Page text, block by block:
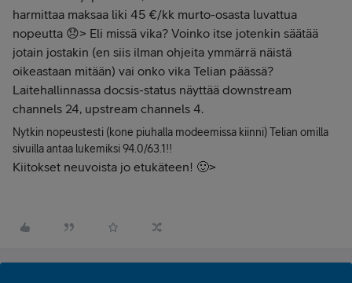
harmittaa maksaa liki 45 €/kk murto-osasta luvattua
nopeutta 😞> Eli missä vika? Voinko itse jotenkin säätää
jotain jostakin (en siis ilman ohjeita ymmärrä näistä
oikeastaan mitään) vai onko vika Telian päässä?
Laitehallinnassa docsis-status näyttää downstream
channels 24, upstream channels 4.
Nytkin nopeustesti (kone piuhalla modeemissa kiinni) Telian omilla
sivuilla antaa lukemiksi 94.0/63.1!!
Kiitokset neuvoista jo etukäteen! 🙂>